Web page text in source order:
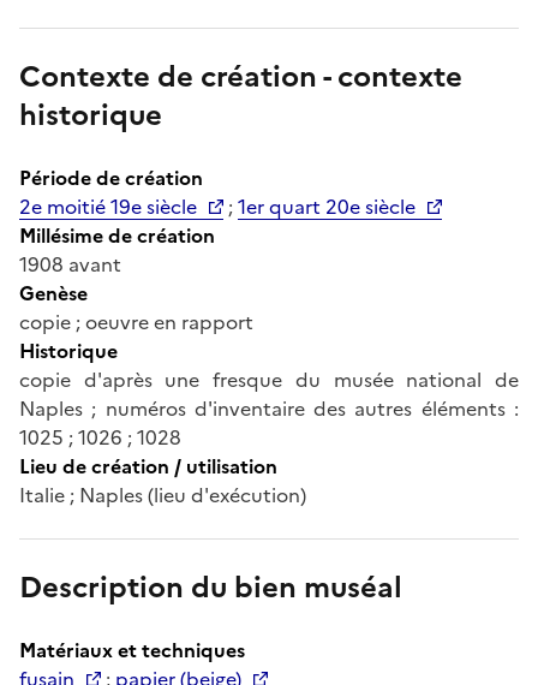
Contexte de création - contexte
historique
Période de création
2e moitié 19e siècle
;1er quart 20e siècle
Millésime de création
1908 avant
Genèse
copie ; oeuvre en rapport
Historique
copie d'après une fresque du musée national de
Naples ; numéros d'inventaire des autres éléments :
1025 ; 1026 ; 1028
Lieu de création / utilisation
Italie ; Naples (lieu d'exécution)
Description du bien muséal
Matériaux et techniques
fusain
; papier (beige)